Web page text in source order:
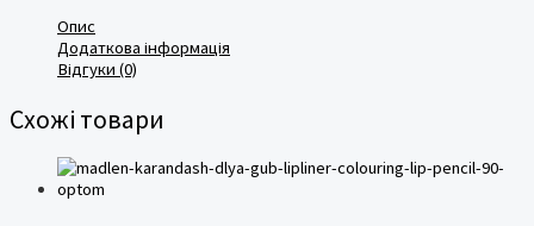
Опис
Додаткова інформація
Відгуки (0)
Схожі товари